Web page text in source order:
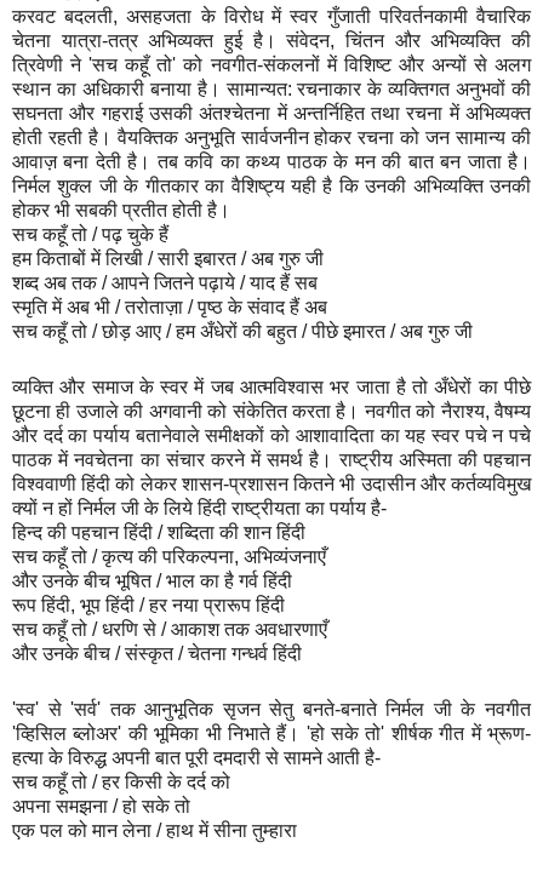
करवट बदलती, असहजता के विरोध में स्वर गुँजाती परिवर्तनकामी वैचारिक
चेतना यात्रा-तत्र अभिव्यक्त हुई है। संवेदन, चिंतन और अभिव्यक्ति की
त्रिवेणी ने 'सच कहूँ तो' को नवगीत-संकलनों में विशिष्ट और अन्यों से अलग
स्थान का अधिकारी बनाया है। सामान्यत: रचनाकार के व्यक्तिगत अनुभवों की
सघनता और गहराई उसकी अंतश्चेतना में अन्तर्निहित तथा रचना में अभिव्यक्त
होती रहती है। वैयक्तिक अनुभूति सार्वजनीन होकर रचना को जन सामान्य की
आवाज़ बना देती है। तब कवि का कथ्य पाठक के मन की बात बन जाता है।
निर्मल शुक्ल जी के गीतकार का वैशिष्ट्य यही है कि उनकी अभिव्यक्ति उनकी
होकर भी सबकी प्रतीत होती है।
सच कहूँ तो / पढ़ चुके हैं
हम किताबों में लिखी / सारी इबारत / अब गुरु जी
शब्द अब तक / आपने जितने पढ़ाये / याद हैं सब
स्मृति में अब भी / तरोताज़ा / पृष्ठ के संवाद हैं अब
सच कहूँ तो / छोड़ आए / हम अँधेरों की बहुत / पीछे इमारत / अब गुरु जी
व्यक्ति और समाज के स्वर में जब आत्मविश्वास भर जाता है तो अँधेरों का पीछे
छूटना ही उजाले की अगवानी को संकेतित करता है। नवगीत को नैराश्य, वैषम्य
और दर्द का पर्याय बतानेवाले समीक्षकों को आशावादिता का यह स्वर पचे न पचे
पाठक में नवचेतना का संचार करने में समर्थ है। राष्ट्रीय अस्मिता की पहचान
विश्ववाणी हिंदी को लेकर शासन-प्रशासन कितने भी उदासीन और कर्तव्यविमुख
क्यों न हों निर्मल जी के लिये हिंदी राष्ट्रीयता का पर्याय है-
हिन्द की पहचान हिंदी / शब्दिता की शान हिंदी
सच कहूँ तो / कृत्य की परिकल्पना, अभिव्यंजनाएँ
और उनके बीच भूषित / भाल का है गर्व हिंदी
रूप हिंदी, भूप हिंदी / हर नया प्रारूप हिंदी
सच कहूँ तो / धरणि से / आकाश तक अवधारणाएँ
और उनके बीच / संस्कृत / चेतना गन्धर्व हिंदी
'स्व' से 'सर्व' तक आनुभूतिक सृजन सेतु बनते-बनाते निर्मल जी के नवगीत
'व्हिसिल ब्लोअर' की भूमिका भी निभाते हैं। 'हो सके तो' शीर्षक गीत में भ्रूण-
हत्या के विरुद्ध अपनी बात पूरी दमदारी से सामने आती है-
सच कहूँ तो / हर किसी के दर्द को
अपना समझना / हो सके तो
एक पल को मान लेना / हाथ में सीना तुम्हारा